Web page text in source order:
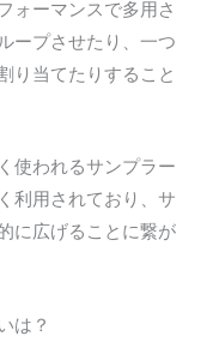
ォーマンスで多用さ
ープさせたり、一つ
り当てたりすること
使われるサンプラー
利用されており、サ
に広げることに繋が
は？